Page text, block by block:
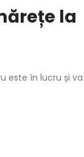
la
este în lucru și va